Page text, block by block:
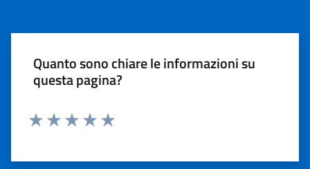
Quanto sono chiare le informazioni su
questa pagina?